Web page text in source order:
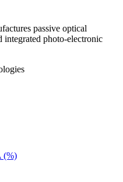
passive optical
integrated photo-electronic
(%)